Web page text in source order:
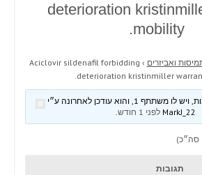
deterioration
mobility.
ואביזרים ›
Aciclovir sildenafil forbidding
deterioration kristinmiller
לפני 1 חודש .
תגובות